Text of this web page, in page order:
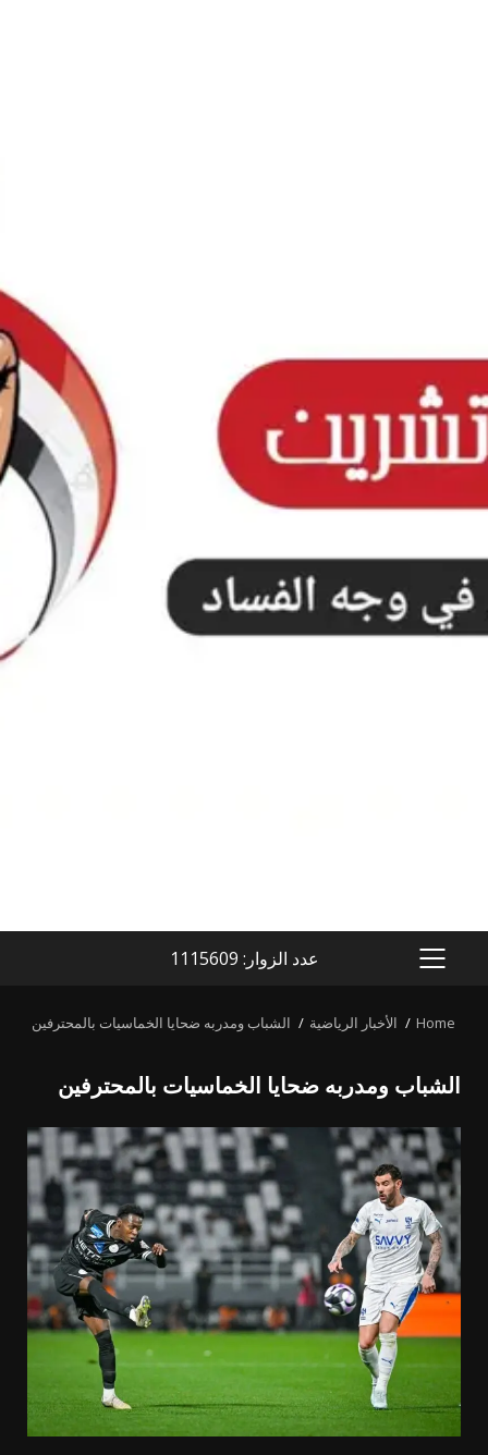
PRIMARY
عدد الزوار: 1115609
Home الأخبار الرياضية الشباب ومدربه ضحايا الخماسيات بالمحترفين
الشباب ومدربه ضحايا الخماسيات بالمحترفين